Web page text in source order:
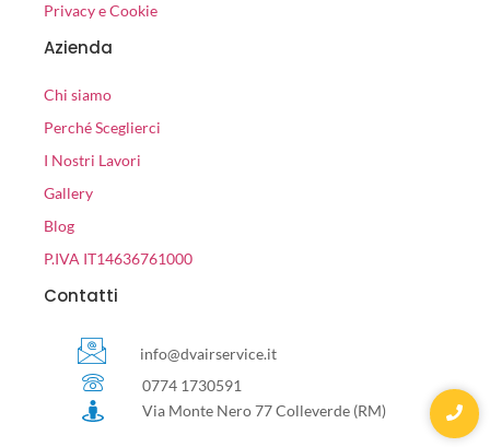
Privacy e Cookie
Azienda
Chi siamo
Perché Sceglierci
I Nostri Lavori
Gallery
Blog
P.IVA IT14636761000
Contatti
info@dvairservice.it
0774 1730591
Via Monte Nero 77 Colleverde (RM)